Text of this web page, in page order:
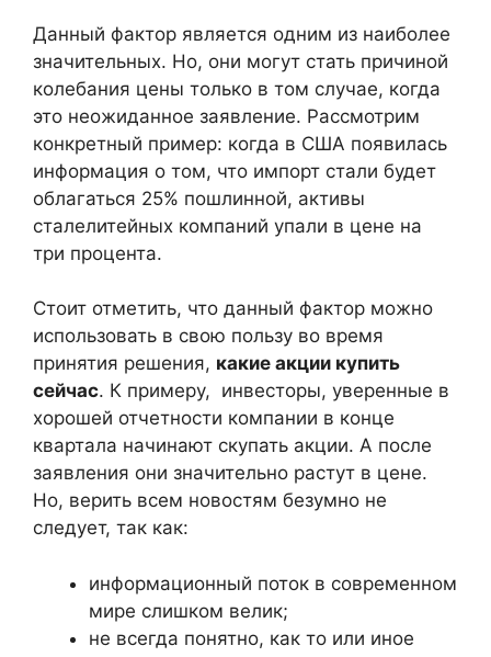
Данный фактор является одним из наиболее
значительных. Но, они могут стать причиной
колебания цены только в том случае, когда
это неожиданное заявление. Рассмотрим
конкретный пример: когда в США появилась
информация о том, что импорт стали будет
облагаться 25% пошлинной, активы
сталелитейных компаний упали в цене на
три процента.
Стоит отметить, что данный фактор можно
использовать в свою пользу во время
принятия решения, какие акции купить
сейчас. К примеру, инвесторы, уверенные в
хорошей отчетности компании в конце
квартала начинают скупать акции. А после
заявления они значительно растут в цене.
Но, верить всем новостям безумно не
следует, так как:
информационный поток в современном
мире слишком велик;
не всегда понятно, как то или иное